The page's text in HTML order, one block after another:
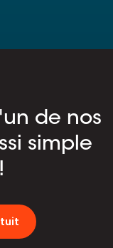
de nos
simple